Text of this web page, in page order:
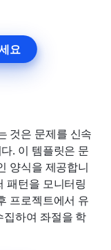
요
것은 문제를 신속
. 이 템플릿은 문
양식을 제공합니
패턴을 모니터링
프로젝트에서 유
하여 좌절을 학